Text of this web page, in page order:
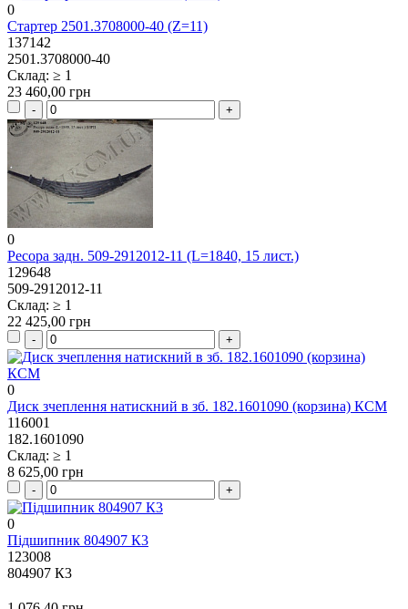
0
Стартер 2501.3708000-40 (Z=11)
137142
2501.3708000-40
Склад: ≥ 1
23 460,00 грн
0
Ресора задн. 509-2912012-11 (L=1840, 15 лист.)
129648
509-2912012-11
Склад: ≥ 1
22 425,00 грн
0
Диск зчеплення натискний в зб. 182.1601090 (корзина) КСМ
116001
182.1601090
Склад: ≥ 1
8 625,00 грн
0
Підшипник 804907 К3
123008
804907 К3